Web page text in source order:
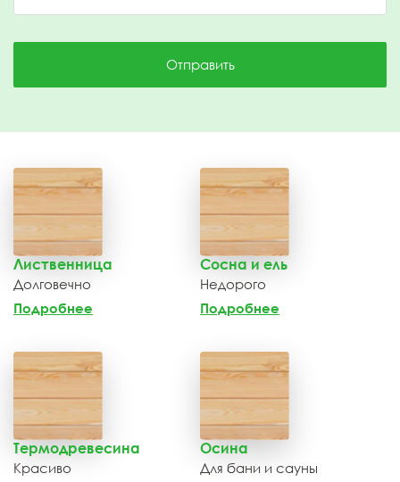
Отправить
Лиственница
Долговечно
Подробнее
Сосна и ель
Недорого
Подробнее
Термодревесина
Красиво
Осина
Для бани и сауны